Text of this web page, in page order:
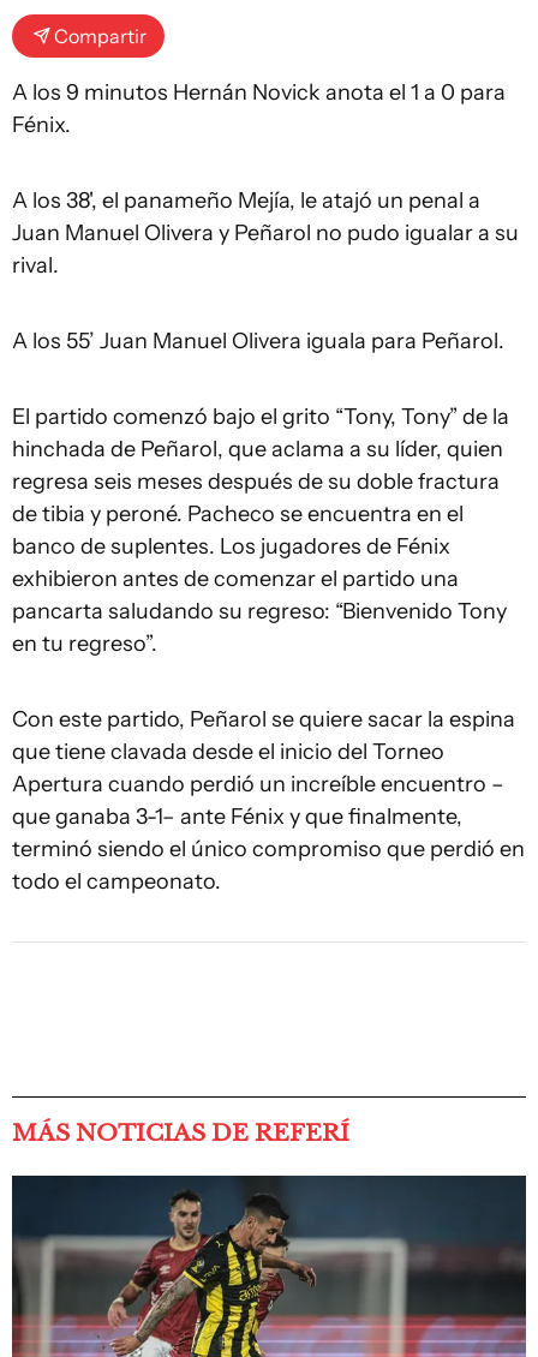
Compartir
A los 9 minutos Hernán Novick anota el 1 a 0 para
Fénix.
A los 38', el panameño Mejía, le atajó un penal a
Juan Manuel Olivera y Peñarol no pudo igualar a su
rival.
A los 55’ Juan Manuel Olivera iguala para Peñarol.
El partido comenzó bajo el grito “Tony, Tony” de la
hinchada de Peñarol, que aclama a su líder, quien
regresa seis meses después de su doble fractura
de tibia y peroné. Pacheco se encuentra en el
banco de suplentes. Los jugadores de Fénix
exhibieron antes de comenzar el partido una
pancarta saludando su regreso: “Bienvenido Tony
en tu regreso”.
Con este partido, Peñarol se quiere sacar la espina
que tiene clavada desde el inicio del Torneo
Apertura cuando perdió un increíble encuentro –
que ganaba 3-1– ante Fénix y que finalmente,
terminó siendo el único compromiso que perdió en
todo el campeonato.
MÁS NOTICIAS DE REFERÍ